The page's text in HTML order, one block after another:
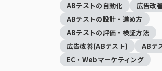
ABテストの自動化
広告改
ABテストの設計・進め方
ABテストの評価・検証方法
広告改善(ABテスト)
ABテ
EC・Webマーケティング